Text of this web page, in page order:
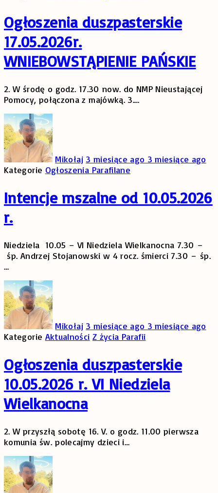
Ogłoszenia duszpasterskie
17.05.2026r.
WNIEBOWSTĄPIENIE PAŃSKIE
2. W środę o godz. 17.30 now. do NMP Nieustającej
Pomocy, połączona z majówką. 3.…
Mikołaj 3 miesiące ago 3 miesiące ago
Kategorie Ogłoszenia Parafilane
Intencje mszalne od 10.05.2026
r.
Niedziela 10.05 – VI Niedziela Wielkanocna 7.30 –
śp. Andrzej Stojanowski w 4 rocz. śmierci 7.30 – śp.
…
Mikołaj 3 miesiące ago 3 miesiące ago
Kategorie Aktualności Z życia Parafii
Ogłoszenia duszpasterskie
10.05.2026 r. VI Niedziela
Wielkanocna
2. W przyszłą sobotę 16. V. o godz. 11.00 pierwsza
komunia św. polecajmy dzieci i…